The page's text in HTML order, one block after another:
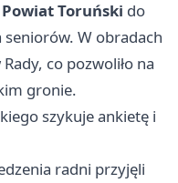
Powiat Toruński do
W obradach
Rady, co pozwoliło na
gronie.
szykuje ankietę i
radni przyjęli